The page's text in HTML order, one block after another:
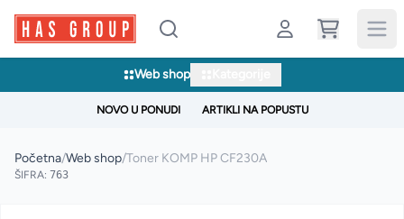
Web shop
NOVO U PONUDI ARTIKLI NA POPUSTU
Početna/Web shop/Toner KOMP HP CF230A
ŠIFRA: 763